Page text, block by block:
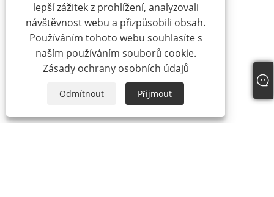
lepší zážitek z prohlížení, analyzovali
návštěvnost webu a přizpůsobili obsah.
Používáním tohoto webu souhlasíte s
naším používáním souborů cookie.
Zásady ochrany osobních údajů
Odmítnout Přijmout